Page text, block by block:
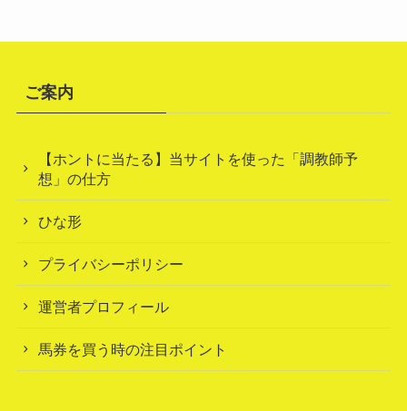
ご案内
【ホントに当たる】当サイトを使った「調教師予
想」の仕方
ひな形
プライバシーポリシー
運営者プロフィール
馬券を買う時の注目ポイント